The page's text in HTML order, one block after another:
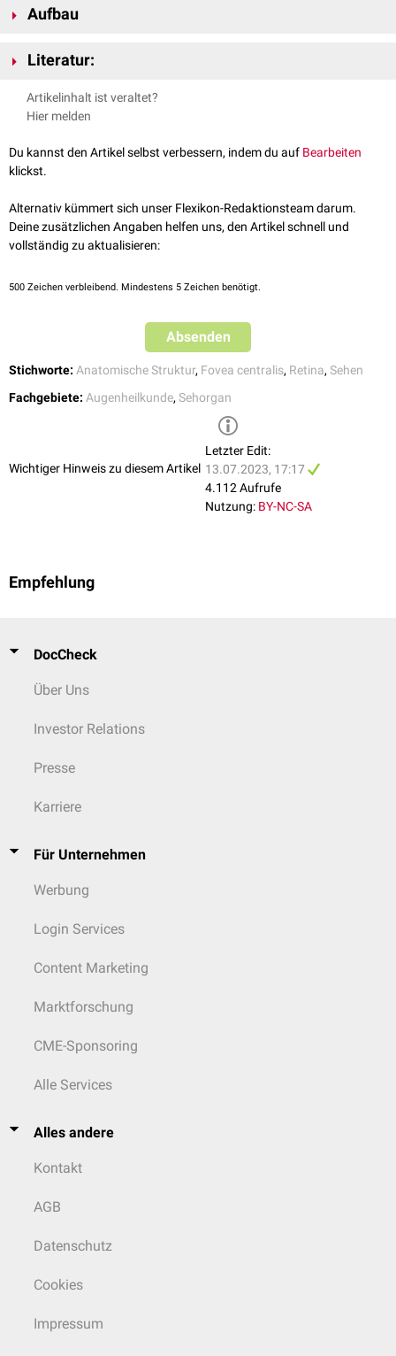
Aufbau
("Grünrezeptor") und L-Typs ("Rotrezeptor"). Diese werden 1:1 auf
Auflösung ohneneuronaleBildkompression ermöglicht. In der Foveola
sind die weiteren Schichten der
In der Mitte der Foveola centralis liegt der tiefste Punkt der Retina
Umbo). Um die Foveola centralis herum liegt die
Literatur:
Tschulakow et al., The anatomy of the foveola reinvestigated
PeerJ, 2018
Artikelinhalt ist veraltet?
Hier melden
Du kannst den Artikel selbst verbessern, indem du auf Bearbeiten
klickst.
Alternativ kümmert sich unser Flexikon-Redaktionsteam darum.
Deine zusätzlichen Angaben helfen uns, den Artikel schnell und
vollständig zu aktualisieren:
500 Zeichen verbleibend. Mindestens 5 Zeichen benötigt.
Absenden
Stichworte: Anatomische Struktur, Fovea centralis, Retina, Sehen
Fachgebiete: Augenheilkunde, Sehorgan
Wichtiger Hinweis zu diesem Artikel
Letzter Edit:
13.07.2023, 17:17
4.112 Aufrufe
Nutzung: BY-NC-SA
Empfehlung
DocCheck
Über Uns
Investor Relations
Presse
Karriere
Für Unternehmen
Werbung
Login Services
Content Marketing
Marktforschung
CME-Sponsoring
Alle Services
Alles andere
Kontakt
AGB
Datenschutz
Cookies
Impressum